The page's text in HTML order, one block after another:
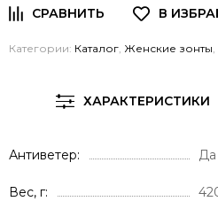
Категории: Каталог, Женские зонты,
ХАРАКТЕРИСТИКИ
Антиветер Да
Вес, г